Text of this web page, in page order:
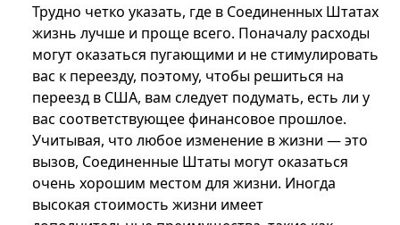
Трудно четко указать, где в Соединенных Штатах
жизнь лучше и проще всего. Поначалу расходы
могут оказаться пугающими и не стимулировать
вас к переезду, поэтому, чтобы решиться на
переезд в США, вам следует подумать, есть ли у
вас соответствующее финансовое прошлое.
Учитывая, что любое изменение в жизни — это
вызов, Соединенные Штаты могут оказаться
очень хорошим местом для жизни. Иногда
высокая стоимость жизни имеет